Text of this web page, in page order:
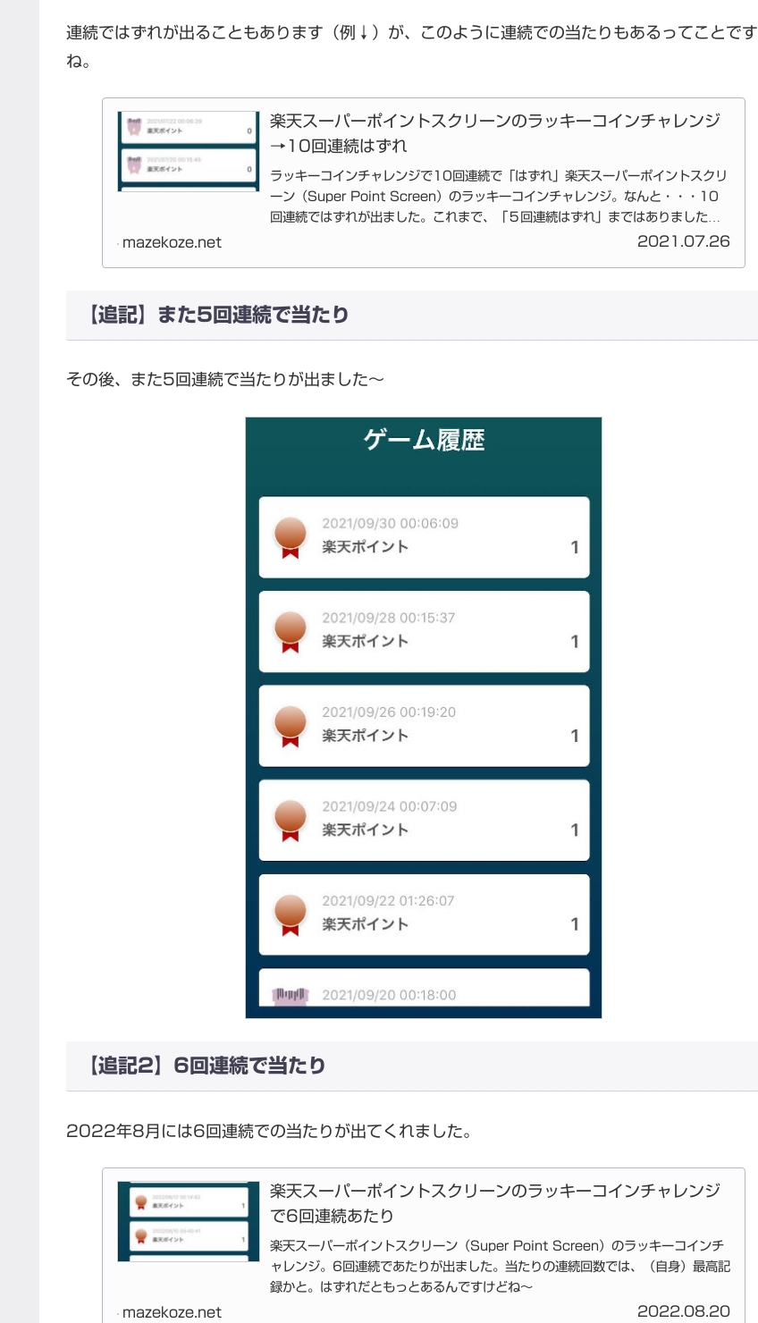
連続ではずれが出ることもあります（例↓）が、このように連続での当たりもあるってことです
ね。
楽天スーパーポイントスクリーンのラッキーコインチャレンジ
→10回連続はずれ
ラッキーコインチャレンジで10回連続で「はずれ」楽天スーパーポイントスクリ
ーン（Super Point Screen）のラッキーコインチャレンジ。なんと・・・10
回連続ではずれが出ました。これまで、「５回連続はずれ」まではありました
mazekoze.net 2021.07.26
【追記】また5回連続で当たり
その後、また5回連続で当たりが出ました～
【追記2】6回連続で当たり
2022年8月には6回連続での当たりが出てくれました。
楽天スーパーポイントスクリーンのラッキーコインチャレンジ
で6回連続あたり
楽天スーパーポイントスクリーン（Super Point Screen）のラッキーコインチ
ャレンジ。6回連続であたりが出ました。当たりの連続回数では、（自身）最高記
録かと。はずれだともっとあるんですけどね～
mazekoze.net 2022.08.20